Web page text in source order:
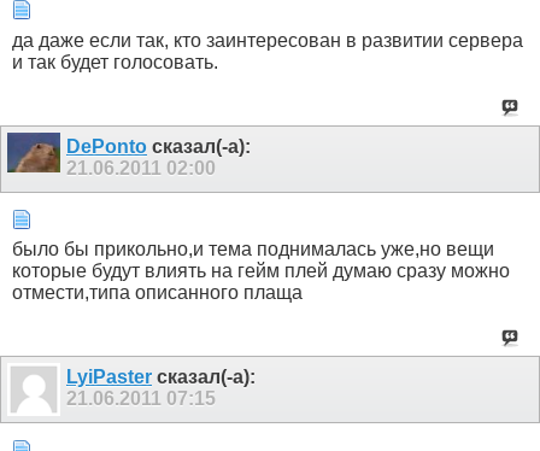
да даже если так, кто заинтересован в развитии сервера
и так будет голосовать.
DePonto сказал(-а):
21.06.2011 02:00
было бы прикольно,и тема поднималась уже,но вещи
которые будут влиять на гейм плей думаю сразу можно
отмести,типа описанного плаща
LyiPaster сказал(-а):
21.06.2011 07:15